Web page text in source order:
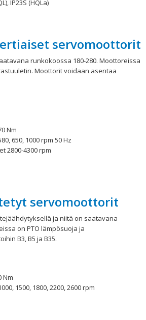
IP23S (HQLa)
servomoottorit
runkokoossa 180-280. Moottoreissa
Moottorit voidaan asentaa
Nm
650, 1000 rpm 50 Hz
2800-4300 rpm
servomoottorit
ja niitä on saatavana
on PTO lämpösuoja ja
B3, B5 ja B35.
Nm
1500, 1800, 2200, 2600 rpm